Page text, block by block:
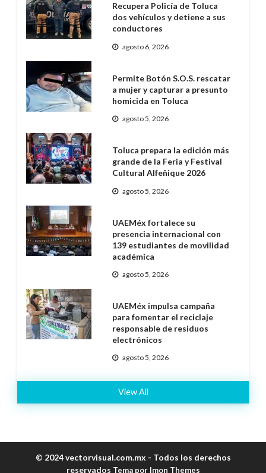
Recupera Policía de Toluca
dos vehículos y detiene a sus
conductores
agosto 6, 2026
Permite Botón S.O.S. rescatar
a mujer y capturar a presunto
homicida en Toluca
agosto 5, 2026
Toluca prepara la edición más
grande de la Feria y Festival
Cultural Alfeñique 2026
agosto 5, 2026
UAEMéx fortalece su
presencia internacional con
139 estudiantes de movilidad
académica
agosto 5, 2026
UAEMéx impulsa campaña
para fomentar el reciclaje
responsable de residuos
electrónicos
agosto 5, 2026
View All
© 2024 vectorvisual.com.mx - Todos los derechos
reservados Tema por Imon Themes